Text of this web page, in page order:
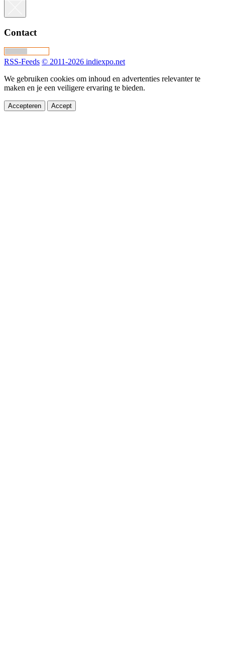
Contact
RSS-Feeds © 2011-2026 indiexpo.net
We gebruiken cookies om inhoud en advertenties relevanter te
maken en je een veiligere ervaring te bieden.
Accepteren Accept